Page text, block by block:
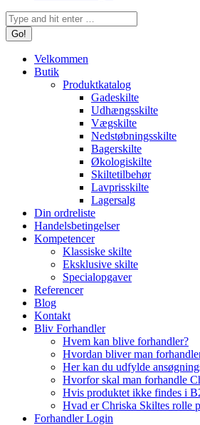
Search:
Velkommen
Butik
Produktkatalog
Gadeskilte
Udhængsskilte
Vægskilte
Nedstøbningsskilte
Bagerskilte
Økologiskilte
Skiltetilbehør
Lavprisskilte
Lagersalg
Din ordreliste
Handelsbetingelser
Kompetencer
Klassiske skilte
Eksklusive skilte
Specialopgaver
Referencer
Blog
Kontakt
Bliv Forhandler
Hvem kan blive forhandler?
Hvordan bliver man
Her kan du udfylde
Hvorfor skal man forhandle
Hvis produktet ikke findes i
Hvad er Chriska Skiltes rolle
Forhandler Login